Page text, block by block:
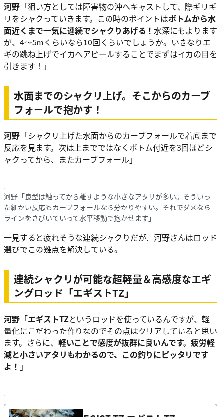
河野 「狙い方としては障害物の沖へキャストして、際ギリギ
リをシャクっていきます。この時のポイントはボトムから水
面近くまで一気に連続でシャクりあげる！ 水深にもよります
が、4～5mくらいなら10回くらいでしょうか。いきなりエ
ギの跳ね上げでイカへアピールすることでまずはイカの目を
引きます！」
水面までのシャクリ上げ。そこからのカーブ
フォールで抱かす！
河野 「シャクリ上げた水面からのカーブフォールで着底まで
反応を見ます。次は上までではなくボトム付近を3回ほどシ
ャクってから、またカーブフォール」
河野「良型は触ってから離すような小さなアタリが多い。そういっ
た細かい反応もカーブフォールなら分かりやすい。それでダメなら
ラインをさびいていって水平移動で抱かせます」
一見すると疲れそうな連続シャクりだが、河野さんはロッド
選びでこの難点を解決している。
連続シャクリが可能な超軽量＆高感度なエギ
ングロッド「エギストTZ」
河野 「エギストTZというロッドを使っているんですが、軽
量化にこだわった作りなのでその点はクリアしていると思い
ます。さらに、 軽いことで感度が抜群に良いんです。疲労軽
減と小さいアタリもわかるので、この釣りにピッタリです
よ！ 」